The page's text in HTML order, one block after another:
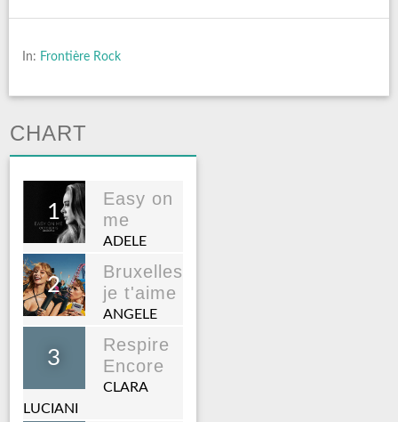
In: Frontière Rock
CHART
1
Easy on
me
ADELE
2
Bruxelles
je t'aime
ANGELE
3
Respire
Encore
CLARA
LUCIANI